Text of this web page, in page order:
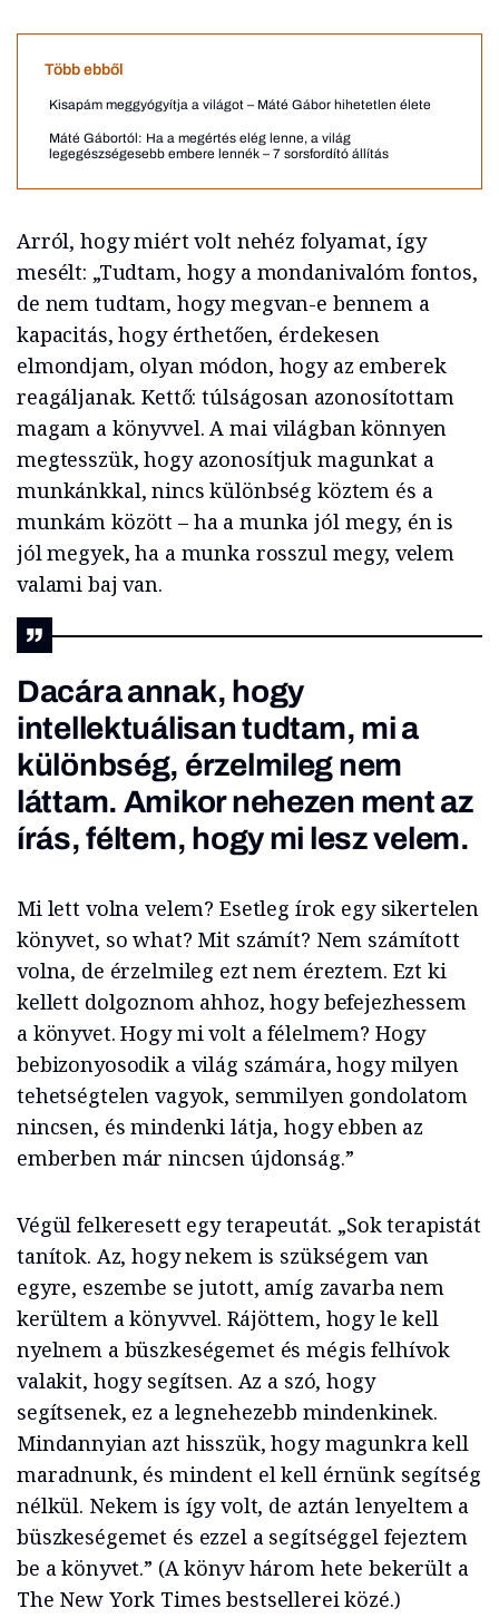
Több ebből
Kisapám meggyógyítja a világot – Máté Gábor hihetetlen élete
Máté Gábortól: Ha a megértés elég lenne, a világ
legegészségesebb embere lennék – 7 sorsfordító állítás
Arról, hogy miért volt nehéz folyamat, így
mesélt: „Tudtam, hogy a mondanivalóm fontos,
de nem tudtam, hogy megvan-e bennem a
kapacitás, hogy érthetően, érdekesen
elmondjam, olyan módon, hogy az emberek
reagáljanak. Kettő: túlságosan azonosítottam
magam a könyvvel. A mai világban könnyen
megtesszük, hogy azonosítjuk magunkat a
munkánkkal, nincs különbség köztem és a
munkám között – ha a munka jól megy, én is
jól megyek, ha a munka rosszul megy, velem
valami baj van.
Dacára annak, hogy
intellektuálisan tudtam, mi a
különbség, érzelmileg nem
láttam. Amikor nehezen ment az
írás, féltem, hogy mi lesz velem.
Mi lett volna velem? Esetleg írok egy sikertelen
könyvet, so what? Mit számít? Nem számított
volna, de érzelmileg ezt nem éreztem. Ezt ki
kellett dolgoznom ahhoz, hogy befejezhessem
a könyvet. Hogy mi volt a félelmem? Hogy
bebizonyosodik a világ számára, hogy milyen
tehetségtelen vagyok, semmilyen gondolatom
nincsen, és mindenki látja, hogy ebben az
emberben már nincsen újdonság.”
Végül felkeresett egy terapeutát. „Sok terapistát
tanítok. Az, hogy nekem is szükségem van
egyre, eszembe se jutott, amíg zavarba nem
kerültem a könyvvel. Rájöttem, hogy le kell
nyelnem a büszkeségemet és mégis felhívok
valakit, hogy segítsen. Az a szó, hogy
segítsenek, ez a legnehezebb mindenkinek.
Mindannyian azt hisszük, hogy magunkra kell
maradnunk, és mindent el kell érnünk segítség
nélkül. Nekem is így volt, de aztán lenyeltem a
büszkeségemet és ezzel a segítséggel fejeztem
be a könyvet.” (A könyv három hete bekerült a
The New York Times bestsellerei közé.)